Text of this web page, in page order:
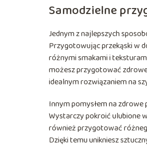
Samodzielne
Jednym z najlepszych
Przygotowując przekąski w
różnymi smakami i
możesz przygotować
idealnym rozwiązaniem na
Innym pomysłem na
Wystarczy pokroić ulubione
również przygotować
Dzięki temu unikniesz